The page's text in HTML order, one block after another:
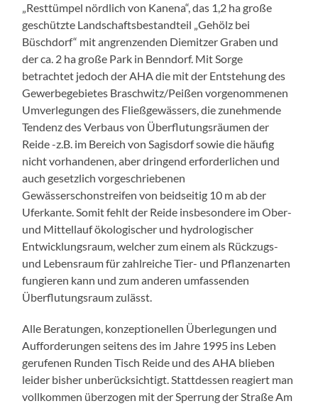
„Resttümpel nördlich von Kanena“, das 1,2 ha große
geschützte Landschaftsbestandteil „Gehölz bei
Büschdorf“ mit angrenzenden Diemitzer Graben und
der ca. 2 ha große Park in Benndorf. Mit Sorge
betrachtet jedoch der AHA die mit der Entstehung des
Gewerbegebietes Braschwitz/Peißen vorgenommenen
Umverlegungen des Fließgewässers, die zunehmende
Tendenz des Verbaus von Überflutungsräumen der
Reide -z.B. im Bereich von Sagisdorf sowie die häufig
nicht vorhandenen, aber dringend erforderlichen und
auch gesetzlich vorgeschriebenen
Gewässerschonstreifen von beidseitig 10 m ab der
Uferkante. Somit fehlt der Reide insbesondere im Ober-
und Mittellauf ökologischer und hydrologischer
Entwicklungsraum, welcher zum einem als Rückzugs-
und Lebensraum für zahlreiche Tier- und Pflanzenarten
fungieren kann und zum anderen umfassenden
Überflutungsraum zulässt.
Alle Beratungen, konzeptionellen Überlegungen und
Aufforderungen seitens des im Jahre 1995 ins Leben
gerufenen Runden Tisch Reide und des AHA blieben
leider bisher unberücksichtigt. Stattdessen reagiert man
vollkommen überzogen mit der Sperrung der Straße Am